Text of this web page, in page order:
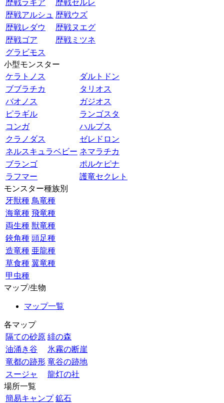
歴戦ラギア
歴戦セルレ
歴戦アルシュ 歴戦ウズ
歴戦レダウ
歴戦ヌエグ
歴戦ゴア
歴戦ミツネ
グラビモス
小型モンスター
ケラトノス
ダルトドン
ブブラチカ
タリオス
バオノス
ガジオス
ピラギル
ランゴスタ
コンガ
ハルプス
クラノダス
ゼレドロン
ネルスキュラベビー ネマラチカ
ブランゴ
ポルケピナ
ラフマー
護竜セクレト
モンスター種族別
牙獣種 鳥竜種
海竜種 飛竜種
両生種 獣竜種
鋏角種 頭足種
造竜種 亜龍種
草食種 翼竜種
甲虫種
マップ/生物
マップ一覧
各マップ
隔ての砂原 緋の森
油涌き谷
氷霧の断崖
竜都の跡形 竜谷の跡地
スージャ
龍灯の社
場所一覧
簡易キャンプ 鉱石